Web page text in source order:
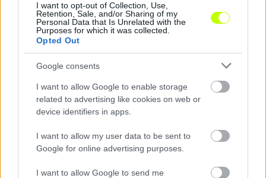
I want to opt-out of Collection, Use,
Retention, Sale, and/or Sharing of my
Personal Data that Is Unrelated with the
Purposes for which it was collected.
Opted Out
Google consents
I want to allow Google to enable storage
related to advertising like cookies on web or
device identifiers in apps.
I want to allow my user data to be sent to
Google for online advertising purposes.
I want to allow Google to send me
Time